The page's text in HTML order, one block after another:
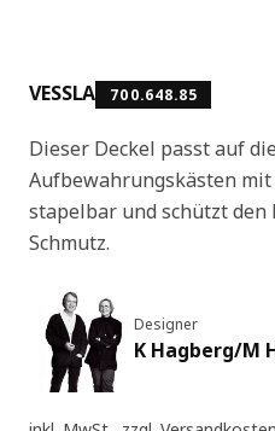
VESSLA 700.648.85
Dieser Deckel passt auf die
Aufbewahrungskästen mit
stapelbar und schützt den
Schmutz.
Designer
K Hagberg/M